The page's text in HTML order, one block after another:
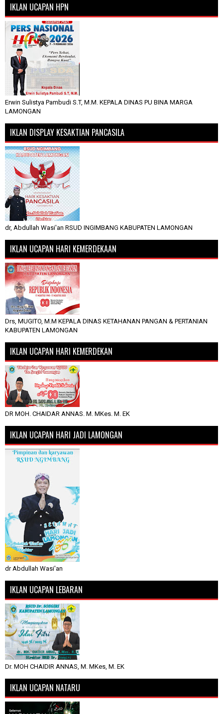
IKLAN UCAPAN HPN
Erwin Sulistya Pambudi S.T, M.M. KEPALA DINAS PU BINA MARGA
LAMONGAN
IKLAN DISPLAY KESAKTIAN PANCASILA
dr, Abdullah Wasi'an RSUD INGIMBANG KABUPATEN LAMONGAN
IKLAN UCAPAN HARI KEMERDEKAAN
Drs, MUGITO, M.M KEPALA DINAS KETAHANAN PANGAN & PERTANIAN
KABUPATEN LAMONGAN
IKLAN UCAPAN HARI KEMERDEKAN
DR MOH. CHAIDAR ANNAS. M. MKes. M. EK
IKLAN UCAPAN HARI JADI LAMONGAN
dr Abdullah Wasi'an
IKLAN UCAPAN LEBARAN
Dr. MOH CHAIDIR ANNAS, M. MKes, M. EK
IKLAN UCAPAN NATARU